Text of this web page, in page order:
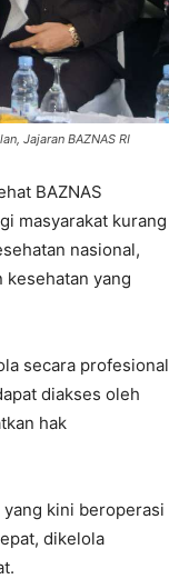
Jajaran BAZNAS RI
BAZNAS
masyarakat kurang
nasional,
kesehatan yang
secara profesional
diakses oleh
hak
yang kini beroperasi
dikelola